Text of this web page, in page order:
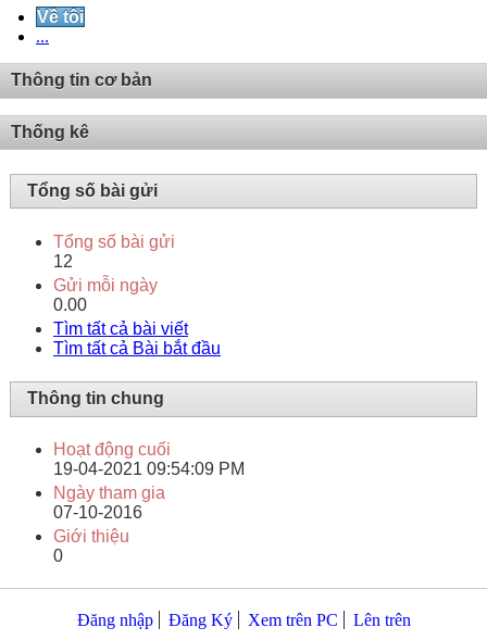
Về tôi
...
Thông tin cơ bản
Thống kê
Tổng số bài gửi
Tổng số bài gửi
12
Gửi mỗi ngày
0.00
Tìm tất cả bài viết
Tìm tất cả Bài bắt đầu
Thông tin chung
Hoạt động cuối
19-04-2021 09:54:09 PM
Ngày tham gia
07-10-2016
Giới thiệu
0
Đăng nhập Đăng Ký Xem trên PC Lên trên